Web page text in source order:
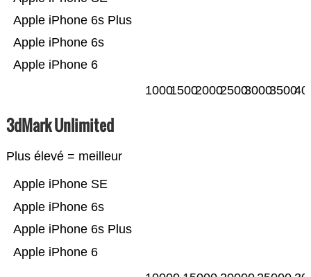
Apple iPhone 6
Apple iPhone 6s
Apple iPhone 6s Plus
100015002000250030003500
3dMark Unlimited
Plus élevé = meilleur
Apple iPhone 6
Apple iPhone 6s Plus
Apple iPhone 6s
Apple iPhone SE